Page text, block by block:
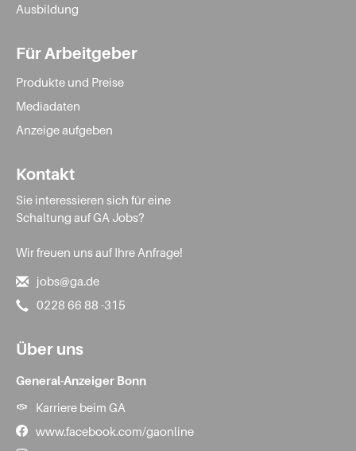
Ausbildung
Für Arbeitgeber
Produkte und Preise
Mediadaten
Anzeige aufgeben
Kontakt
Sie interessieren sich für eine
Schaltung auf GA Jobs?
Wir freuen uns auf Ihre Anfrage!
jobs@ga.de
0228 66 88 -315
Über uns
General-Anzeiger Bonn
Karriere beim GA
www.facebook.com/gaonline